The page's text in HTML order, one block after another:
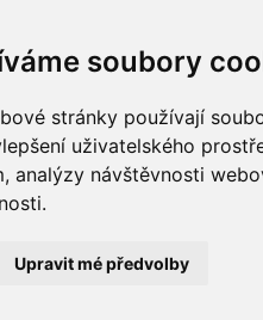
soubory
stránky používají
uživatelského
analýzy návštěvnosti
Upravit mé předvolby
Brno větší Příjemné